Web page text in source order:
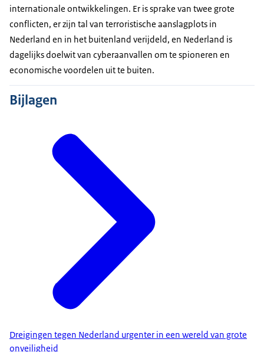
internationale ontwikkelingen. Er is sprake van twee grote
conflicten, er zijn tal van terroristische aanslagplots in
Nederland en in het buitenland verijdeld, en Nederland is
dagelijks doelwit van cyberaanvallen om te spioneren en
economische voordelen uit te buiten.
Bijlagen
Dreigingen tegen Nederland urgenter in een wereld van grote
onveiligheid